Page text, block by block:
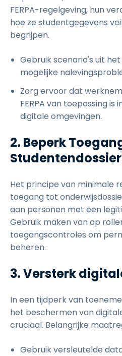
FERPA-regelgeving, hun
hoe ze studentgegevens
begrijpen.
Gebruik scenario's uit
mogelijke
Zorg ervoor dat
FERPA van toepassing is
digitale omgevingen.
2. Beperk
Het principe van minimale
toegang tot
aan personen met een
Gebruik maken van op
toegangscontroles om
beheren.
3. Versterk
In een tijdperk van
het beschermen van
cruciaal. Belangrijke
Gebruik versleutelde